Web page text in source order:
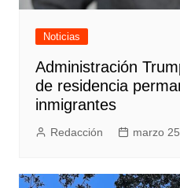
Noticias
Administración
de residencia
inmigrantes
Redacción marzo